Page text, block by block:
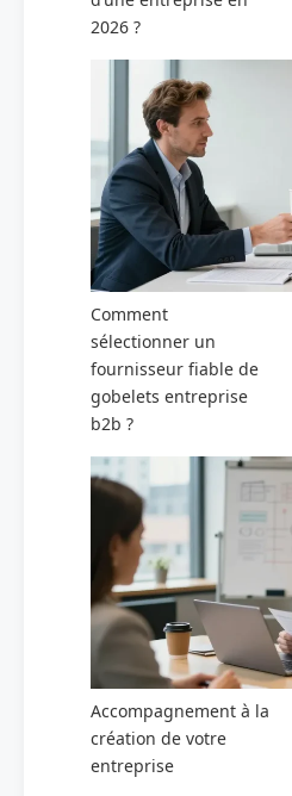
2026 ?
Comment
sélectionner un
fournisseur fiable de
gobelets entreprise
b2b ?
Accompagnement à la
création de votre
entreprise